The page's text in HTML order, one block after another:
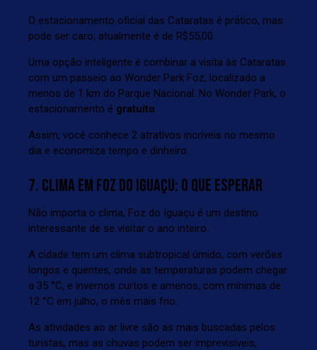
O estacionamento oficial das Cataratas é prático, mas
pode ser caro; atualmente é de R$55,00.
Uma opção inteligente é combinar a visita às Cataratas
com um passeio ao Wonder Park Foz, localizado a
menos de 1 km do Parque Nacional. No Wonder Park, o
estacionamento é gratuito
Assim, você conhece 2 atrativos incríveis no mesmo
dia e economiza tempo e dinheiro.
7. CLIMA EM FOZ DO IGUAÇU: O QUE ESPERAR
Não importa o clima, Foz do Iguaçu é um destino
interessante de se visitar o ano inteiro.
A cidade tem um clima subtropical úmido, com verões
longos e quentes, onde as temperaturas podem chegar
a 35 °C, e invernos curtos e amenos, com mínimas de
12 °C em julho, o mês mais frio.
As atividades ao ar livre são as mais buscadas pelos
turistas, mas as chuvas podem ser imprevisíveis,